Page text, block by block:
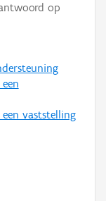
op
vaststelling